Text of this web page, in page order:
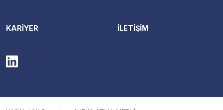
KARİYER İLETİŞİM